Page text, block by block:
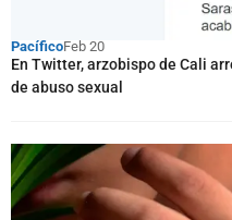
PacíficoFeb 20
En Twitter, arzobispo de Cali
de abuso sexual